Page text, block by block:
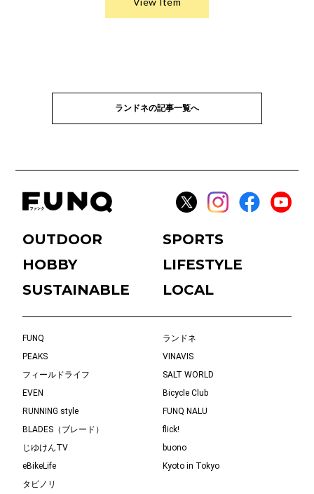
ランドネの記事一覧へ
OUTDOOR
SPORTS
HOBBY
LIFESTYLE
SUSTAINABLE
LOCAL
FUNQ
ランドネ
PEAKS
VINAVIS
フィールドライフ
SALT WORLD
EVEN
Bicycle Club
RUNNING style
FUNQ NALU
BLADES（ブレード）
flick!
じゆけんTV
buono
eBikeLife
Kyoto in Tokyo
タビノリ